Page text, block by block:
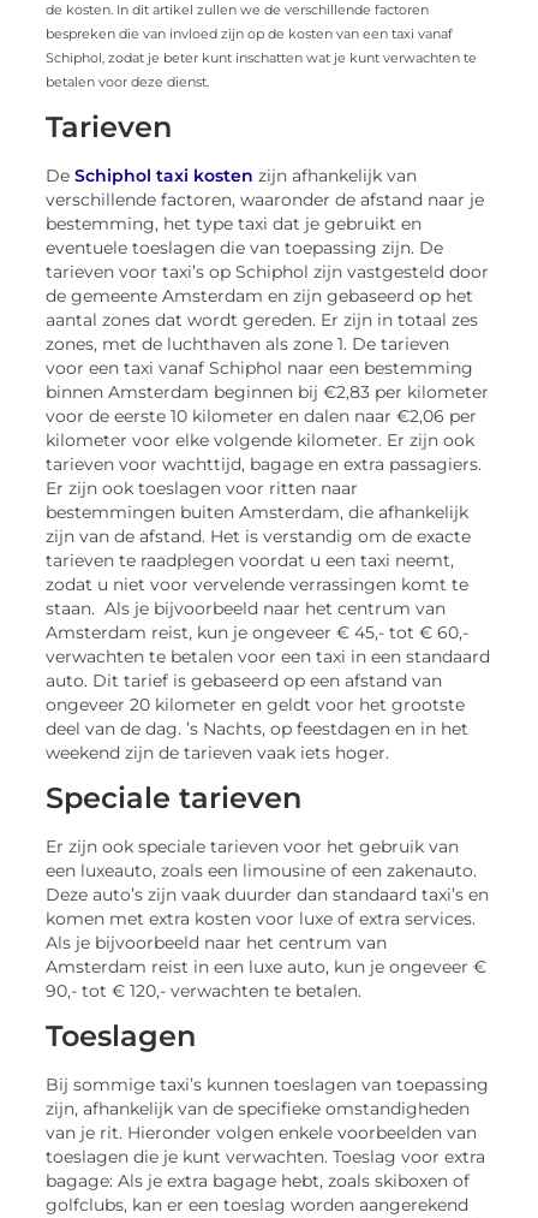
de kosten. In dit artikel zullen we de verschillende factoren
bespreken die van invloed zijn op de kosten van een taxi vanaf
Schiphol, zodat je beter kunt inschatten wat je kunt verwachten te
betalen voor deze dienst.
Tarieven
DeSchiphol taxi kosten zijn afhankelijk van
verschillende factoren, waaronder de afstand naar je
bestemming, het type taxi dat je gebruikt en
eventuele toeslagen die van toepassing zijn. De
tarieven voor taxi’s op Schiphol zijn vastgesteld door
de gemeente Amsterdam en zijn gebaseerd op het
aantal zones dat wordt gereden. Er zijn in totaal zes
zones, met de luchthaven als zone 1. De tarieven
voor een taxi vanaf Schiphol naar een bestemming
binnen Amsterdam beginnen bij €2,83 per kilometer
voor de eerste 10 kilometer en dalen naar €2,06 per
kilometer voor elke volgende kilometer. Er zijn ook
tarieven voor wachttijd, bagage en extra passagiers.
Er zijn ook toeslagen voor ritten naar
bestemmingen buiten Amsterdam, die afhankelijk
zijn van de afstand. Het is verstandig om de exacte
tarieven te raadplegen voordat u een taxi neemt,
zodat u niet voor vervelende verrassingen komt te
staan. Als je bijvoorbeeld naar het centrum van
Amsterdam reist, kun je ongeveer € 45,- tot € 60,-
verwachten te betalen voor een taxi in een standaard
auto. Dit tarief is gebaseerd op een afstand van
ongeveer 20 kilometer en geldt voor het grootste
deel van de dag. ’s Nachts, op feestdagen en in het
weekend zijn de tarieven vaak iets hoger.
Speciale tarieven
Er zijn ook speciale tarieven voor het gebruik van
een luxeauto, zoals een limousine of een zakenauto.
Deze auto’s zijn vaak duurder dan standaard taxi’s en
komen met extra kosten voor luxe of extra services.
Als je bijvoorbeeld naar het centrum van
Amsterdam reist in een luxe auto, kun je ongeveer €
90,- tot € 120,- verwachten te betalen.
Toeslagen
Bij sommige taxi’s kunnen toeslagen van toepassing
zijn, afhankelijk van de specifieke omstandigheden
van je rit. Hieronder volgen enkele voorbeelden van
toeslagen die je kunt verwachten. Toeslag voor extra
bagage: Als je extra bagage hebt, zoals skiboxen of
golfclubs, kan er een toeslag worden aangerekend